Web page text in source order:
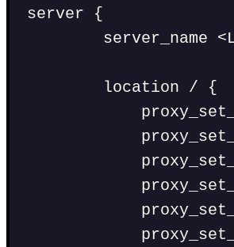
server {
server_name
location / {